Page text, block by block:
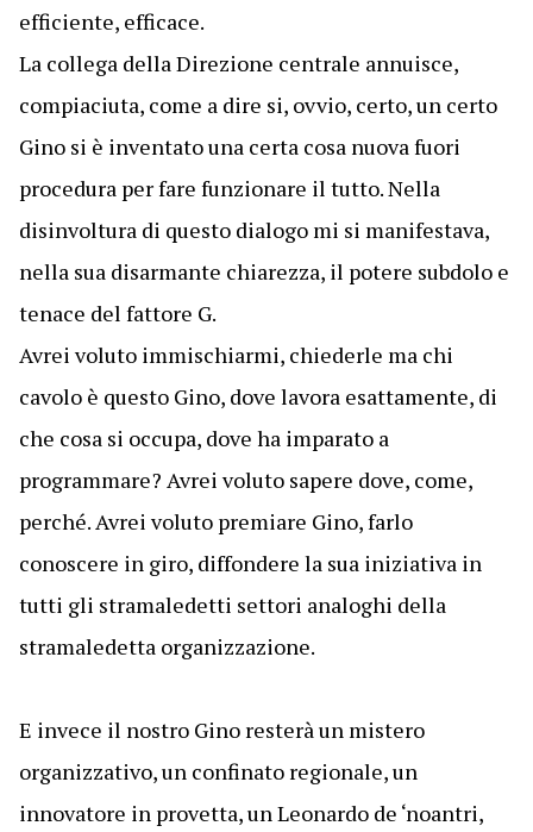
efficiente, efficace.
La collega della Direzione centrale annuisce,
compiaciuta, come a dire si, ovvio, certo, un certo
Gino si è inventato una certa cosa nuova fuori
procedura per fare funzionare il tutto. Nella
disinvoltura di questo dialogo mi si manifestava,
nella sua disarmante chiarezza, il potere subdolo e
tenace del fattore G.
Avrei voluto immischiarmi, chiederle ma chi
cavolo è questo Gino, dove lavora esattamente, di
che cosa si occupa, dove ha imparato a
programmare? Avrei voluto sapere dove, come,
perché. Avrei voluto premiare Gino, farlo
conoscere in giro, diffondere la sua iniziativa in
tutti gli stramaledetti settori analoghi della
stramaledetta organizzazione.
E invece il nostro Gino resterà un mistero
organizzativo, un confinato regionale, un
innovatore in provetta, un Leonardo de ‘noantri,